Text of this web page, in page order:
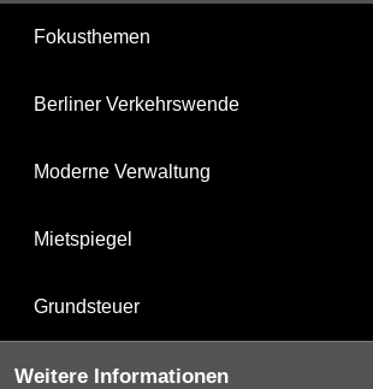
Fokusthemen
Berliner Verkehrswende
Moderne Verwaltung
Mietspiegel
Grundsteuer
Weitere Informationen